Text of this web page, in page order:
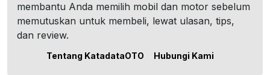
membantu Anda memilih mobil dan motor sebelum
memutuskan untuk membeli, lewat ulasan, tips,
dan review.
Tentang KatadataOTO Hubungi Kami